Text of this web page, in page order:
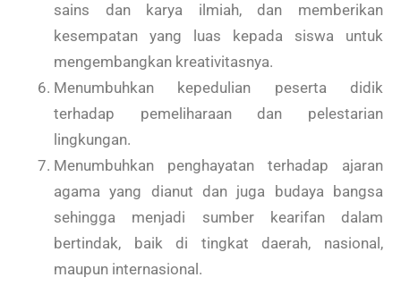
sains dan karya ilmiah, dan memberikan
kesempatan yang luas kepada siswa untuk
mengembangkan kreativitasnya.
Menumbuhkan kepedulian peserta didik
terhadap pemeliharaan dan pelestarian
lingkungan.
Menumbuhkan penghayatan terhadap ajaran
agama yang dianut dan juga budaya bangsa
sehingga menjadi sumber kearifan dalam
bertindak, baik di tingkat daerah, nasional,
maupun internasional.